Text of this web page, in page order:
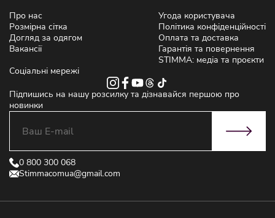
Про нас
Розмірна сітка
Догляд за одягом
Вакансії
Угода користувача
Політика конфіденційності
Оплата та доставка
Гарантія та повернення
STIMMA: медіа та проєкти
Соціальні мережі
Підпишись на нашу розсилку та дізнавайся першою про
новинки
0 800 300 068
Stimmacomua@gmail.com